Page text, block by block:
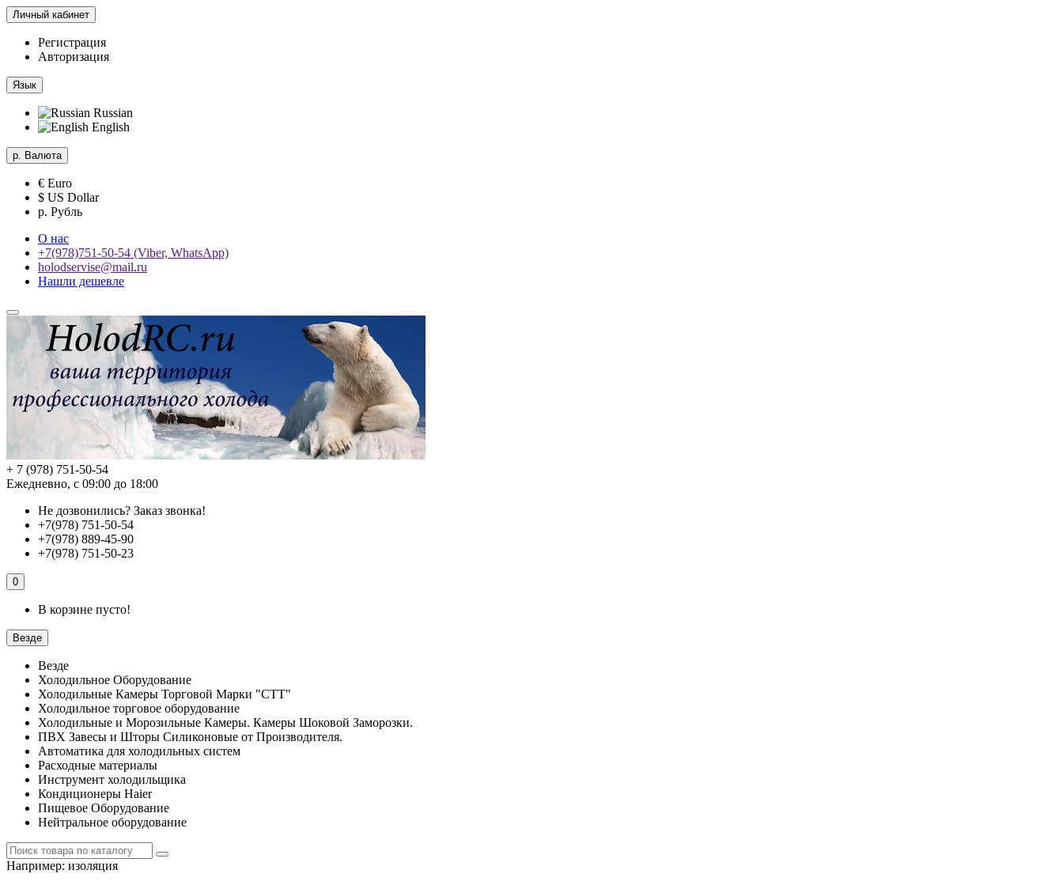
Личный кабинет
Регистрация
Авторизация
Язык
Russian
English
р. Валюта
€ Euro
$ US Dollar
р. Рубль
О нас
+7(978)751-50-54 (Viber, WhatsApp)
holodservise@mail.ru
Нашли дешевле
+ 7 (978) 751-50-54
Ежедневно, с 09:00 до 18:00
Не дозвонились? Заказ звонка!
+7(978) 751-50-54
+7(978) 889-45-90
+7(978) 751-50-23
0
В корзине пусто!
Везде
Везде
Холодильное Оборудование
Холодильные Камеры Торговой Марки "СТТ"
Холодильное торговое оборудование
Холодильные и Морозильные Камеры. Камеры Шоковой Заморозки.
ПВХ Завесы и Шторы Силиконовые от Производителя.
Автоматика для холодильных систем
Расходные материалы
Инструмент холодильщика
Кондиционеры Haier
Пищевое Оборудование
Нейтральное оборудование
Например: изоляция